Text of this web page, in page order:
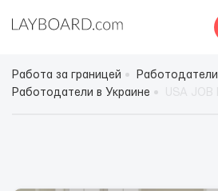
Работа за границей
Работодатели
Работодатели в Украине